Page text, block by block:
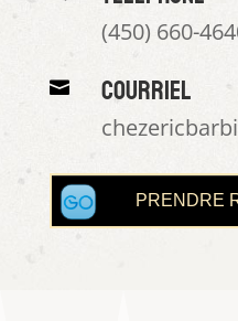
(450) 660-
 Courriel